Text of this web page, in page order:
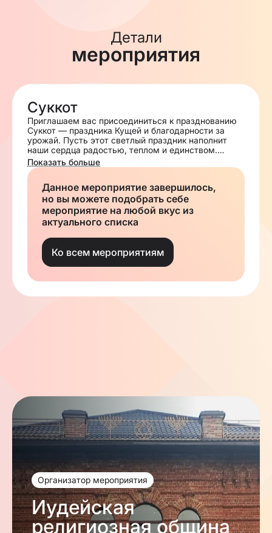
Детали
мероприятия
Суккот
Приглашаем вас присоединиться к празднованию
Суккот — праздника Кущей и благодарности за
урожай. Пусть этот светлый праздник наполнит
наши сердца радостью, теплом и единством.
Будем рады видеть вас в нашей сукке! Время для
совместных молитв, угощений и радостных встреч.
Показать больше
Данное мероприятие завершилось,
но вы можете подобрать себе
мероприятие на любой вкус из
актуального списка
Ко всем мероприятиям
Организатор мероприятия
Иудейская
религиозная община